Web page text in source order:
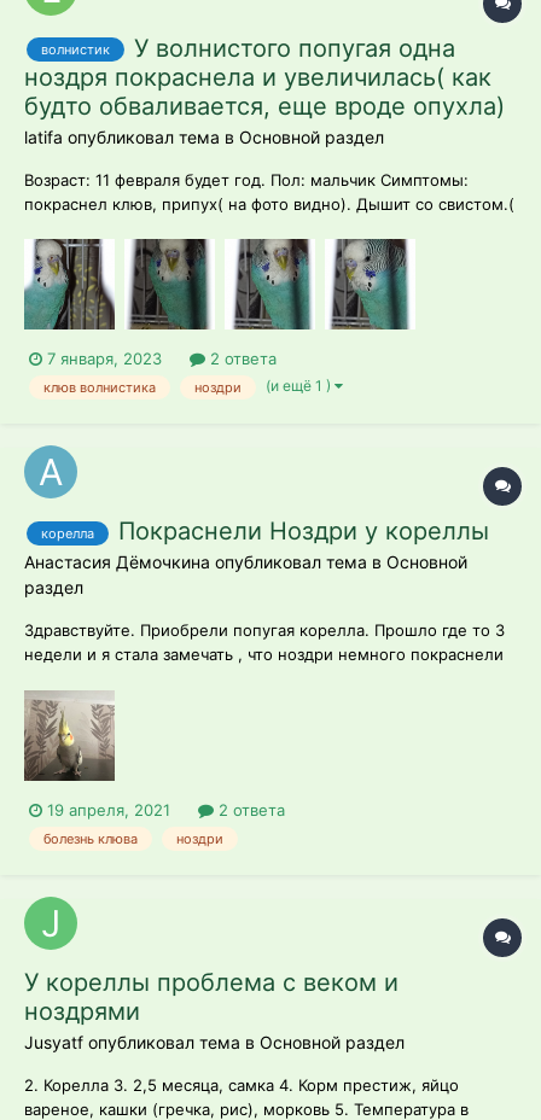
волнистик
У волнистого попугая одна
ноздря покраснела и увеличилась( как
будто обваливается, еще вроде опухла)
latifa опубликовал тема в Основной раздел
Возраст: 11 февраля будет год. Пол: мальчик Симптомы:
покраснел клюв, припух( на фото видно). Дышит со свистом.(
бы не вялый. Этот попугай изначально был очень тихий и
неактивный, приручить не получилось.. Брала у заводчика. в
клетке...
7 января, 2023 2 ответа
клюв волнистика ноздри (и ещё 1 )
корелла Покраснели Ноздри у кореллы
Анастасия Дёмочкина опубликовал тема в Основной
раздел
Здравствуйте. Приобрели попугая корелла. Прошло где то 3
недели и я стала замечать , что ноздри немного покраснели
Подскажите пожалуйста что это может быть и стоит ли
переживать? (Ноздри в таком состоянии всего 2 дня) птица
ведёт себя как обычно и п...
19 апреля, 2021 2 ответа
болезнь клюва ноздри
У кореллы проблема с веком и
ноздрями
Jusyatf опубликовал тема в Основной раздел
2. Корелла 3. 2,5 месяца, самка 4. Корм престиж, яйцо
вареное, кашки (гречка, рис), морковь 5. Температура в